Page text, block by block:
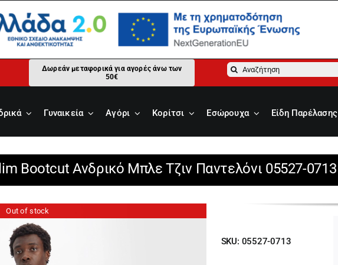
Δωρεάν μεταφορικά για αγορές άνω των
50€
Αναζήτηση
Γυναικεία Αγόρι Κορίτσι Εσώρουχα Είδη Παρέλασης
Bootcut Ανδρικό Μπλε Τζιν Παντελόνι 05527-0713
Out of stock
SKU: 05527-0713